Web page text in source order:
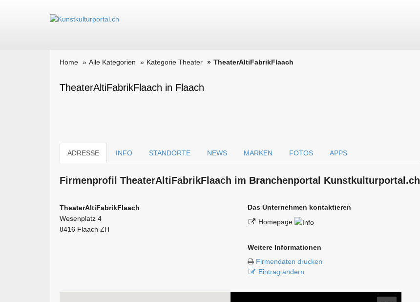
Home Alle Kategorien Kategorie Theater TheaterAltiFabrikFlaach
TheaterAltiFabrikFlaach in Flaach
ADRESSE INFO STANDORTE NEWS MARKEN FOTOS APPS
Firmen­profil TheaterAltiFabrikFlaach im Branchen­portal Kunstkulturportal.ch
TheaterAltiFabrikFlaach
Wesenplatz 4
8416 Flaach ZH
Das Unternehmen kontaktieren
Homepage
Weitere Informationen
Firmendaten drucken
Eintrag ändern